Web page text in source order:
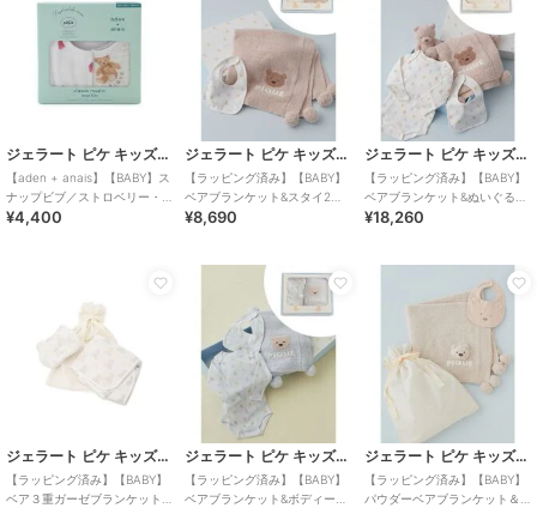
ジェラート ピケ キッズ＆ベビー
【aden + anais】【BABY】ス
ナップビブ／ストロベリー・
ベア／ダイナソー・ベア／2枚
¥4,400
ジェラート ピケ キッズ＆ベビー
【ラッピング済み】【BABY】
ベアブランケット&スタイ2点
セット ギフトBOX
¥8,690
ジェラート ピケ キッズ＆ベビー
【ラッピング済み】【BABY】
ベアブランケット&ぬいぐるみ
&ボディースーツ&スタイ4点セ
¥18,260
ジェラート ピケ キッズ＆ベビー
【ラッピング済み】【BABY】
ベア３重ガーゼブランケット&
ジェラート ピケ キッズ＆ベビー
【ラッピング済み】【BABY】
ベアブランケット&ボディース
ジェラート ピケ キッズ＆ベビー
【ラッピング済み】【BABY】
パウダーベアブランケット＆